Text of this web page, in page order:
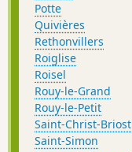
Potte
Quivières
Rethonvillers
Roiglise
Roisel
Rouy-le-Grand
Rouy-le-Petit
Saint-Christ-Briost
Saint-Simon